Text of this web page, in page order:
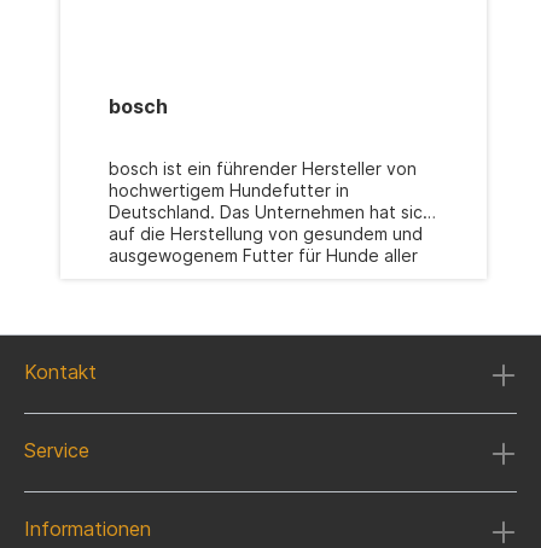
bosch
bosch ist ein führender Hersteller von
hochwertigem Hundefutter in
Deutschland. Das Unternehmen hat sich
auf die Herstellung von gesundem und
ausgewogenem Futter für Hunde aller
über 60 Jahren hochwertiges
großen Wert darauf, dass das Futter die
eine optimale Ernährung bietet. Deshalb
Kontakt
Service
Informationen